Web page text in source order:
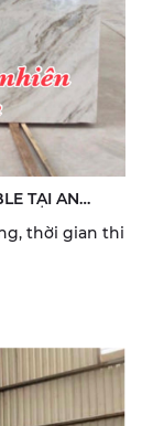
TẠI AN
thời gian thi